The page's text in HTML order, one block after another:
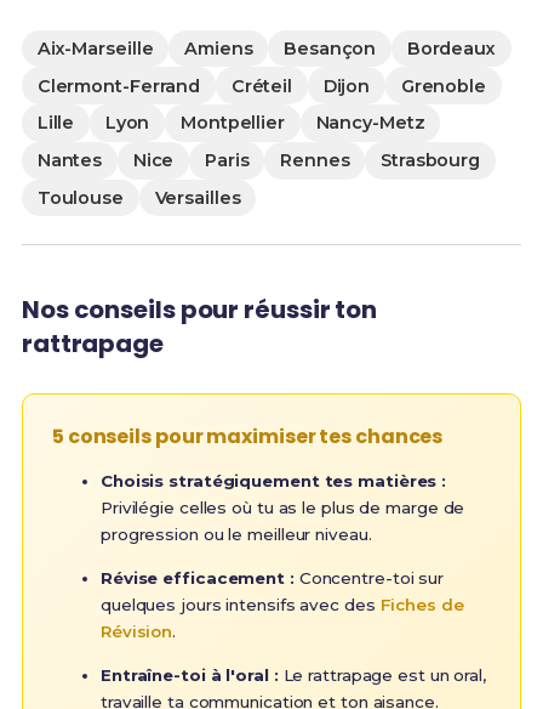
Aix-Marseille Amiens Besançon
Bordeaux
Clermont-Ferrand
Créteil Dijon
Grenoble
Lille
Lyon Montpellier
Nancy-Metz
Nantes
Nice Paris Rennes
Strasbourg
Toulouse
Versailles
Nos conseils pour réussir ton
rattrapage
5 conseils pour maximiser tes chances
Choisis stratégiquement tes matières :
Privilégie celles où tu as le plus de marge de
progression ou le meilleur niveau.
Révise efficacement : Concentre-toi sur
quelques jours intensifs avec des Fiches de
Révision.
Entraîne-toi à l'oral : Le rattrapage est un oral,
travaille ta communication et ton aisance.